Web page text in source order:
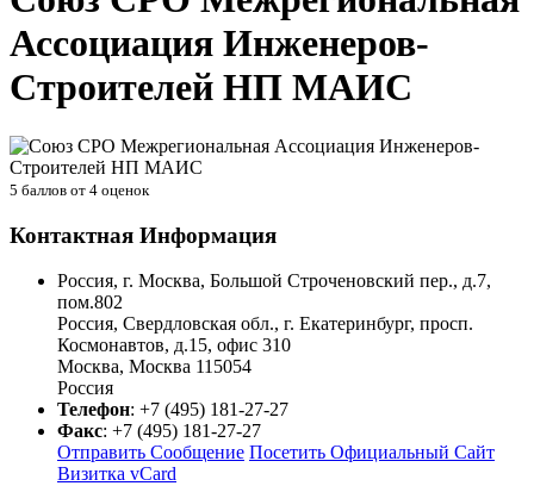
Ассоциация Инженеров-
Строителей НП МАИС
5 баллов от 4 оценок
Контактная Информация
Россия, г. Москва, Большой Строченовский пер., д.7,
пом.802
Россия, Свердловская обл., г. Екатеринбург, просп.
Космонавтов, д.15, офис 310
Москва, Москва 115054
Россия
Телефон: +7 (495) 181-27-27
Факс: +7 (495) 181-27-27
Отправить Сообщение Посетить Официальный Сайт
Визитка vCard